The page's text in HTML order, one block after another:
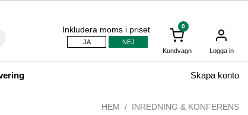
Inkludera moms i priset
JA NEJ
0
Kundvagn Logga in
Skapa konto
HEM INREDNING & KONFERENS